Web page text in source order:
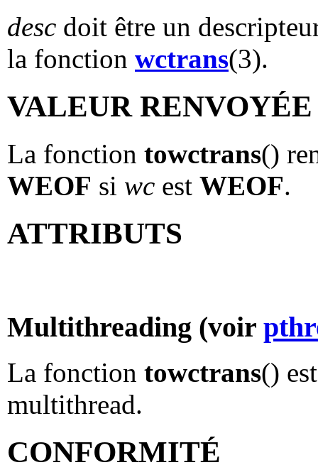
desc doit être un
la fonction wctrans(3).
VALEUR RENVOYÉE
La fonction towctrans()
WEOF si wc est WEOF.
ATTRIBUTS
Multithreading (voir
La fonction towctrans()
multithread.
CONFORMITÉ